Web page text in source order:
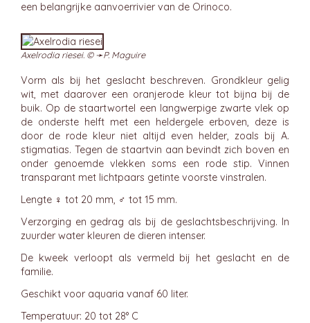
een belangrijke aanvoerrivier van de Orinoco.
Axelrodia riesei. © ➛P. Maguire
Vorm als bij het geslacht beschreven. Grondkleur gelig
wit, met daarover een oranjerode kleur tot bijna bij de
buik. Op de staartwortel een langwerpige zwarte vlek op
de onderste helft met een heldergele erboven, deze is
door de rode kleur niet altijd even helder, zoals bij A.
stigmatias. Tegen de staartvin aan bevindt zich boven en
onder genoemde vlekken soms een rode stip. Vinnen
transparant met lichtpaars getinte voorste vinstralen.
Lengte ♀ tot 20 mm, ♂ tot 15 mm.
Verzorging en gedrag als bij de geslachtsbeschrijving. In
zuurder water kleuren de dieren intenser.
De kweek verloopt als vermeld bij het geslacht en de
familie.
Geschikt voor aquaria vanaf 60 liter.
Temperatuur: 20 tot 28° C